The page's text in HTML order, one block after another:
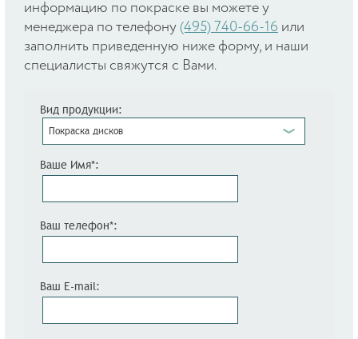
информацию по покраске вы можете у
менеджера по телефону (495) 740-66-16 или
заполнить приведенную ниже форму, и наши
специалисты свяжутся с Вами.
Вид продукции:
Покраска дисков
Ваше Имя*:
Ваш телефон*:
Ваш E-mail: